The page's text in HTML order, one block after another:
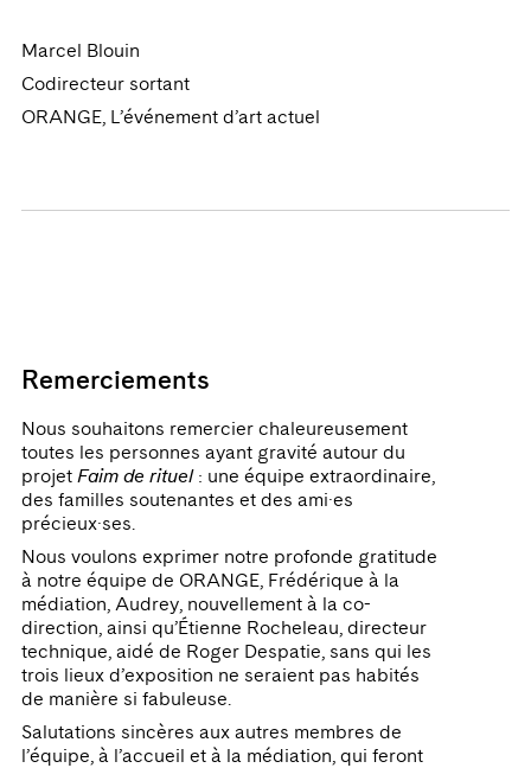
Marcel Blouin
Codirecteur sortant
ORANGE, L’événement d’art actuel
Remerciements
Nous souhaitons remercier chaleureusement
toutes les personnes ayant gravité autour du
projet Faim de rituel: une équipe extraordinaire,
des familles soutenantes et des ami·es
précieux·ses.
Nous voulons exprimer notre profonde gratitude
à notre équipe de ORANGE, Frédérique à la
médiation, Audrey, nouvellement à la co-
direction, ainsi qu’Étienne Rocheleau, directeur
technique, aidé de Roger Despatie, sans qui les
trois lieux d’exposition ne seraient pas habités
de manière si fabuleuse.
Salutations sincères aux autres membres de
l’équipe, à l’accueil et à la médiation, qui feront